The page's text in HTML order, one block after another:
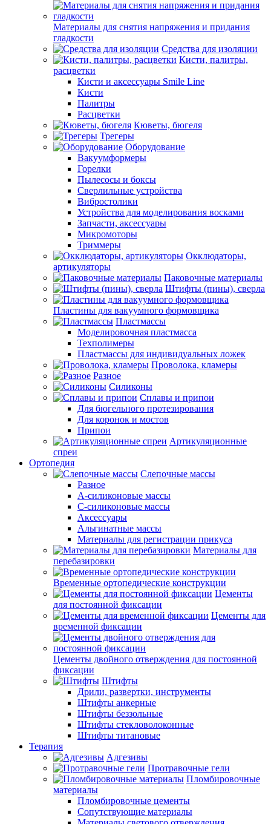
Материалы для снятия напряжения и придания
гладкости
Средства для изоляции
Кисти, палитры,
расцветки
Кисти и аксессуары Smile Line
Кисти
Палитры
Расцветки
Кюветы, бюгеля
Трегеры
Оборудование
Вакуумформеры
Горелки
Пылесосы и боксы
Сверлильные устройства
Вибростолики
Устройства для моделирования восками
Запчасти, аксессуары
Микромоторы
Триммеры
Окклюдаторы,
артикуляторы
Паковочные материалы
Штифты (пины), сверла
Пластины для вакуумного формовщика
Пластмассы
Моделировочная пластмасса
Техполимеры
Пластмассы для индивидуальных ложек
Проволока, кламеры
Разное
Силиконы
Сплавы и припои
Для бюгельного протезирования
Для коронок и мостов
Припои
Артикуляционные
спреи
Ортопедия
Слепочные массы
Разное
А-силиконовые массы
С-силиконовые массы
Аксессуары
Альгинатные массы
Материалы для регистрации прикуса
Материалы для
перебазировки
Временные ортопедические конструкции
Цементы
для постоянной фиксации
Цементы для
временной фиксации
Цементы двойного отверждения для постоянной
фиксации
Штифты
Дрили, развертки, инструменты
Штифты анкерные
Штифты беззольные
Штифты стекловолоконные
Штифты титановые
Терапия
Адгезивы
Протравочные гели
Пломбировочные
материалы
Пломбировочные цементы
Сопутствующие материалы